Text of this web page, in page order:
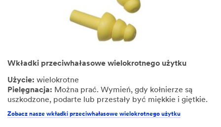
Wkładki przeciwhałasowe wielokrotnego użytku
Użycie: wielokrotne
Pielęgnacja: Można prać. Wymień, gdy kołnierze są
uszkodzone, podarte lub przestały być miękkie i giętkie.
Zobacz nasze wkładki przeciwhałasowe wielokrotnego użytku